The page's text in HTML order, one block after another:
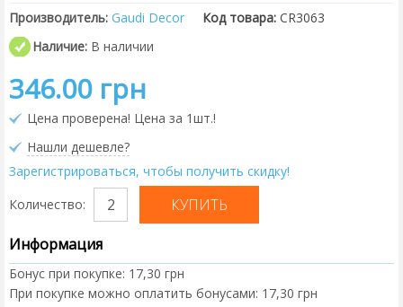
Производитель: Gaudi Decor Код товара: CR3063
Наличие: В наличии
346.00 грн
Цена проверена! Цена за 1шт.!
Нашли дешевле?
Зарегистрироваться, чтобы получить скидку!
Количество:
Информация
Бонус при покупке: 17,30 грн
При покупке можно оплатить бонусами: 17,30 грн